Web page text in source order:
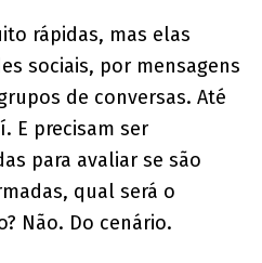
rápidas, mas elas
sociais, por mensagens
de conversas. Até
E precisam ser
para avaliar se são
qual será o
Não. Do cenário.